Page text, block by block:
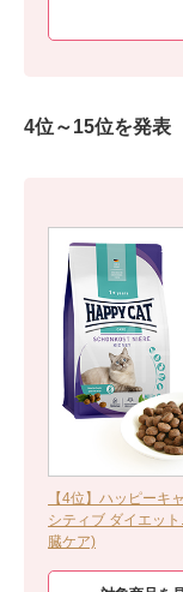
4位～15位を発表
【4位】ハッピーキ
シティブ ダイエッ
臓ケア)